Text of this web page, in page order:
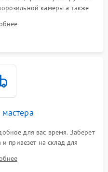
камеры а также
для вас время. Заберет
привезет на склад для